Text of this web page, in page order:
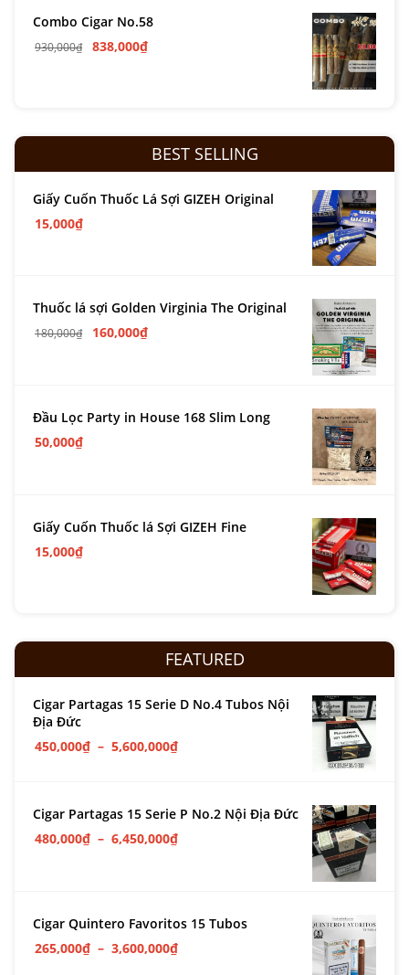
Combo Cigar No.58
930,000₫ 838,000₫
BEST SELLING
Giấy Cuốn Thuốc Lá Sợi GIZEH Original
15,000₫
Thuốc lá sợi Golden Virginia The Original
180,000₫ 160,000₫
Đầu Lọc Party in House 168 Slim Long
50,000₫
Giấy Cuốn Thuốc lá Sợi GIZEH Fine
15,000₫
FEATURED
Cigar Partagas 15 Serie D No.4 Tubos Nội
Địa Đức
450,000₫ – 5,600,000₫
Cigar Partagas 15 Serie P No.2 Nội Địa Đức
480,000₫ – 6,450,000₫
Cigar Quintero Favoritos 15 Tubos
265,000₫ – 3,600,000₫